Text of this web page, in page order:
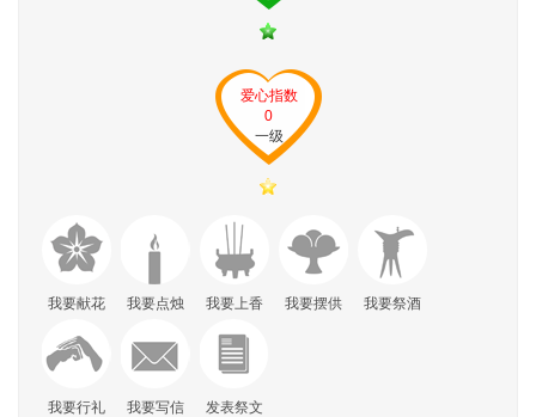
爱心指数
0
一级
我要献花 我要点烛 我要上香 我要摆供 我要祭酒
我要行礼 我要写信 发表祭文